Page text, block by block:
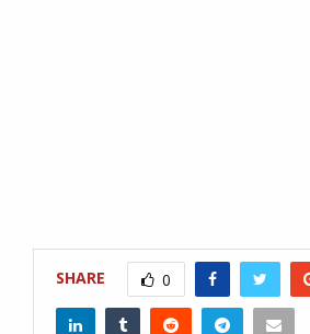
SHARE 0